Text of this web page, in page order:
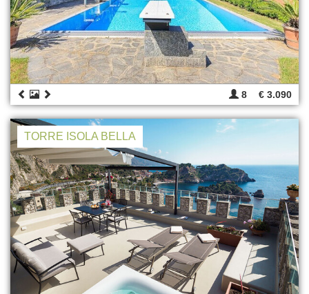
8 € 3.090
TORRE ISOLA BELLA